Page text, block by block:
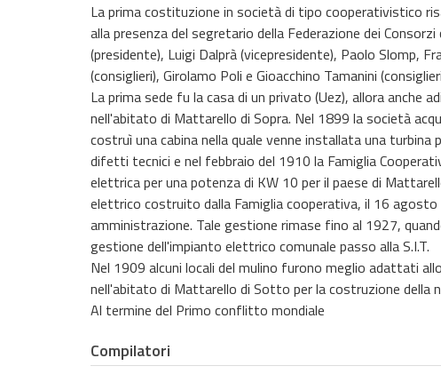
La prima costituzione in società di tipo cooperativistico
alla presenza del segretario della Federazione dei
(presidente), Luigi Dalprà (vicepresidente), Paolo Slomp,
(consiglieri), Girolamo Poli e Gioacchino Tamanini
La prima sede fu la casa di un privato (Uez), allora
nell'abitato di Mattarello di Sopra. Nel 1899 la società
costruì una cabina nella quale venne installata una
difetti tecnici e nel febbraio del 1910 la Famiglia
elettrica per una potenza di KW 10 per il paese di
elettrico costruito dalla Famiglia cooperativa, il 16
amministrazione. Tale gestione rimase fino al 1927,
gestione dell'impianto elettrico comunale passo alla S.I.T.
Nel 1909 alcuni locali del mulino furono meglio adattati
nell'abitato di Mattarello di Sotto per la costruzione della
Al termine del Primo conflitto mondiale
Compilatori